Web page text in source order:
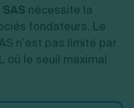
nécessite la
fondateurs. Le
n’est pas limité par
où le seuil maximal